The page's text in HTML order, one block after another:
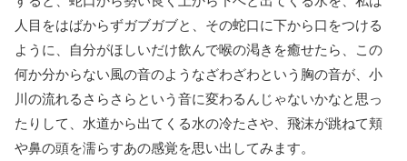
人目をはばからずガブガブと、その蛇口に下から口をつける
ように、自分がほしいだけ飲んで喉の渇きを癒せたら、この
何か分からない風の音のようなざわざわという胸の音が、小
川の流れるさらさらという音に変わるんじゃないかなと思っ
たりして、水道から出てくる水の冷たさや、飛沫が跳ねて頬
や鼻の頭を濡らすあの感覚を思い出してみます。